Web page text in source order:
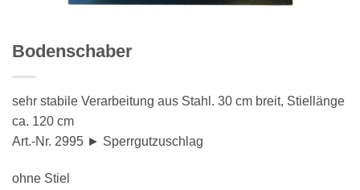
Bodenschaber
sehr stabile Verarbeitung aus Stahl. 30 cm breit, Stiellänge
ca. 120 cm
Art.-Nr. 2995 ► Sperrgutzuschlag
ohne Stiel